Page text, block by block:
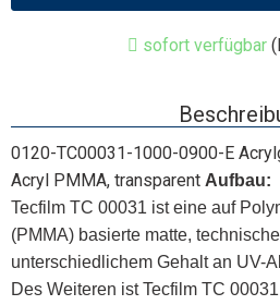
sofort verfügbar
0120-TC00031-1000-0900-E
Acryl PMMA, transparent Aufbau:
Tecfilm TC 00031 ist eine auf
(PMMA) basierte matte,
unterschiedlichem Gehalt an UV-
Des Weiteren ist Tecfilm TC